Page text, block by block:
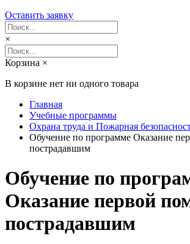
Оставить заявку
×
Корзина ×
В корзине нет ни одного товара
Главная
Учебные программы
Охрана труда и Пожарная
Обучение по программе Оказание
пострадавшим
Обучение по
Оказание первой
пострадавшим